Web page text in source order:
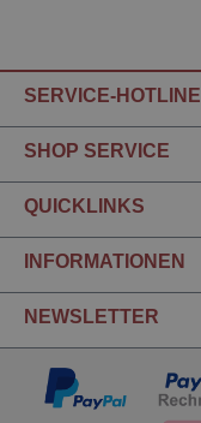
SERVICE-HOTLINE
SHOP SERVICE
QUICKLINKS
INFORMATIONEN
NEWSLETTER